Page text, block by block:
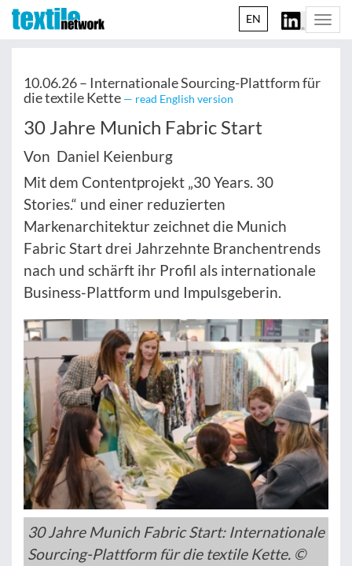
EN
10.06.26 – Internationale Sourcing-Plattform für
die textile Kette — read English version
30 Jahre Munich Fabric Start
Von Daniel Keienburg
Mit dem Contentprojekt „30 Years. 30
Stories.“ und einer reduzierten
Markenarchitektur zeichnet die Munich
Fabric Start drei Jahrzehnte Branchentrends
nach und schärft ihr Profil als internationale
Business-Plattform und Impulsgeberin.
30 Jahre Munich Fabric Start: Internationale
Sourcing-Plattform für die textile Kette. ©